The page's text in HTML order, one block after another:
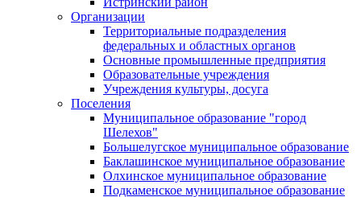
Организации
Территориальные подразделения
федеральных и областных органов
Основные промышленные предприятия
Образовательные учреждения
Учреждения культуры, досуга
Поселения
Муниципальное образование "город
Шелехов"
Большелугское муниципальное образование
Баклашинское муниципальное образование
Олхинское муниципальное образование
Подкаменское муниципальное образование